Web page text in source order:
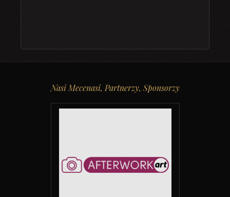
Nasi Mecenasi, Partnerzy, Sponsorzy